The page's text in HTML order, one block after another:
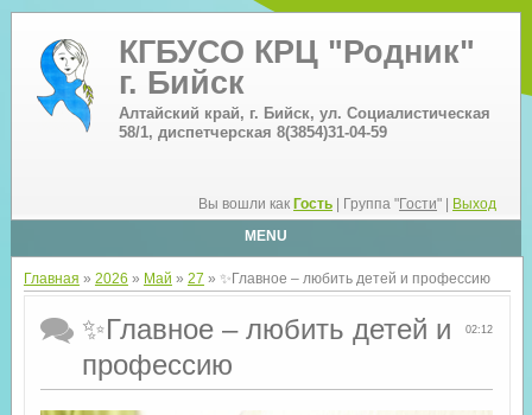
КГБУСО КРЦ "Родник"
г. Бийск
Алтайский край, г. Бийск, ул. Социалистическая
58/1, диспетчерская 8(3854)31-04-59
Вы вошли как Гость | Группа "Гости" |
Выход
MENU
Главная » 2026 » Май » 27 » ✨Главное – любить детей и профессию
02:12
✨Главное – любить детей и
профессию